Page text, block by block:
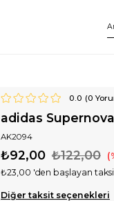
0.0 (0
adidas
AK2094
₺122,00
₺92,00
₺23,00 'den başlayan
Diğer taksit seçenekleri